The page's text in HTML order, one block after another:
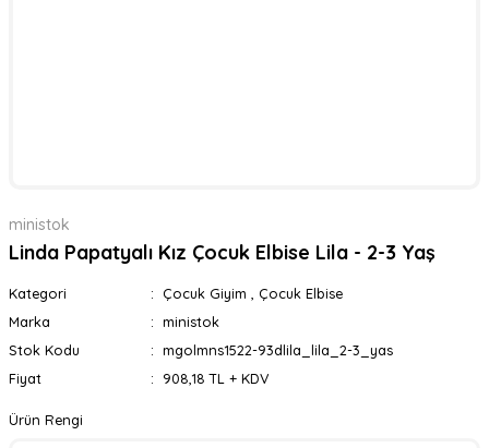
ministok
Linda Papatyalı Kız Çocuk Elbise Lila - 2-3 Yaş
Kategori Çocuk Giyim
Çocuk Elbise
Marka
ministok
Stok Kodu
mgolmns1522-93dlila_lila_2-3_yas
Fiyat
908,18 TL + KDV
Ürün Rengi